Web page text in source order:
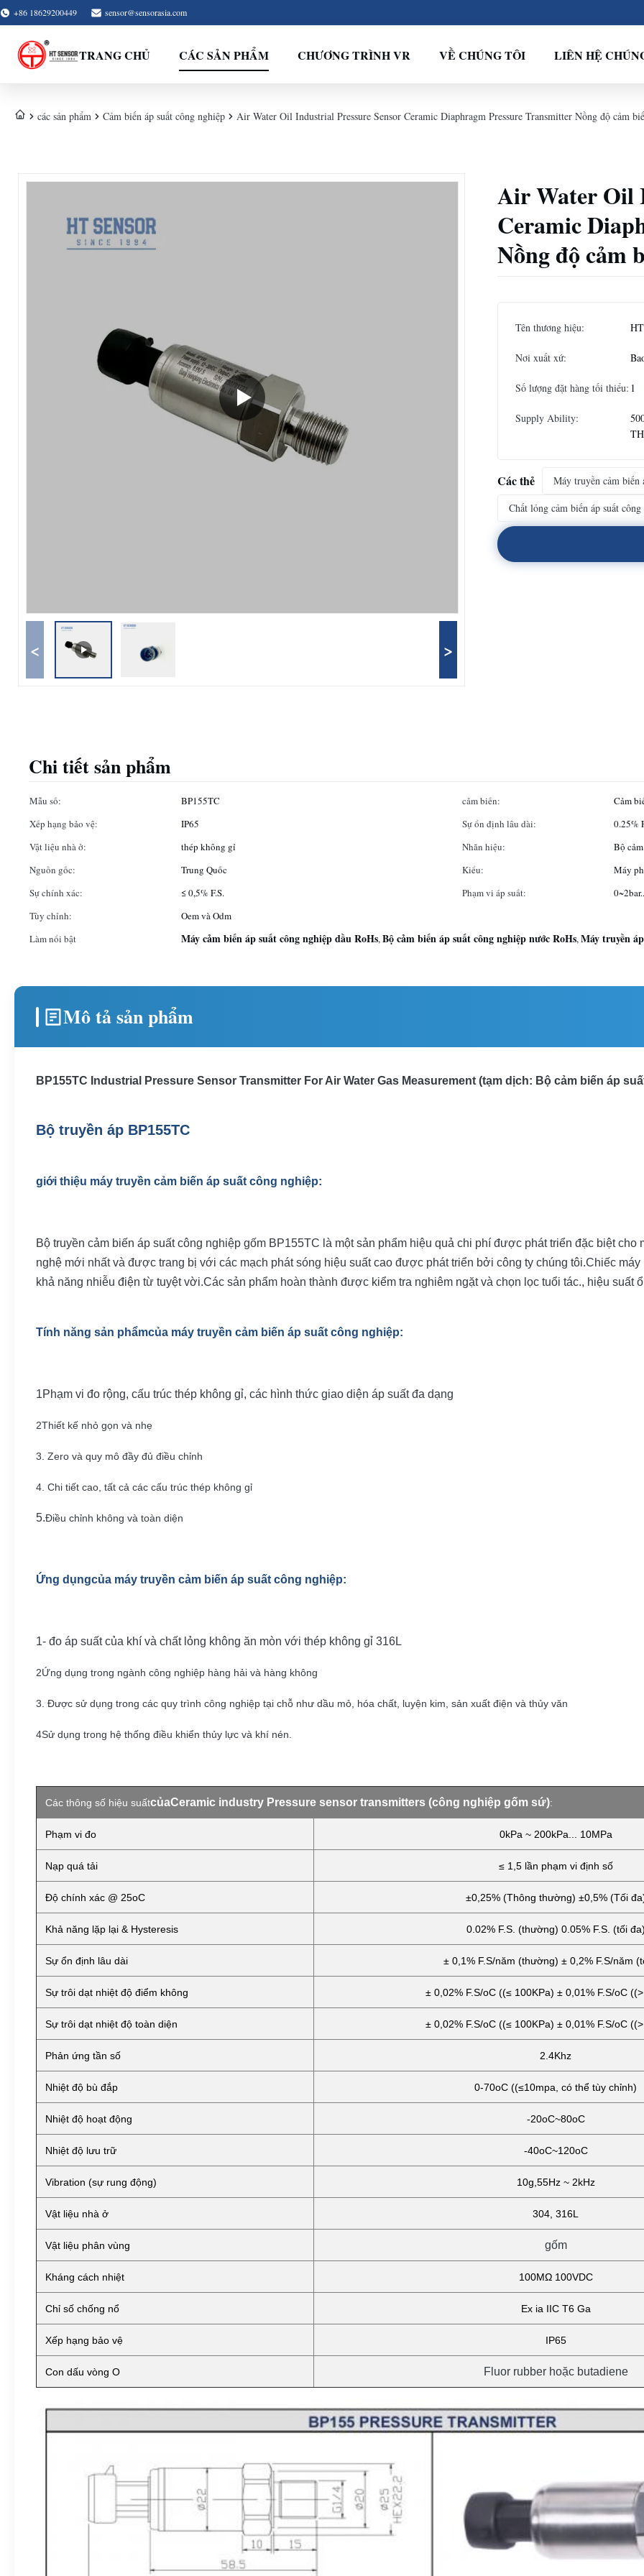
+86 18629200449 sensor@sensorasia.com
TRANG CHỦ CÁC SẢN PHẨM CHƯƠNG TRÌNH VR VỀ CHÚNG TÔI LIÊN HỆ
các sản phẩm Cảm biến áp suất công nghiệp Air Water Oil Industrial Pressure Sensor Ceramic Diaphragm Pressure Transmitter Nồng độ cảm
< >
Air Water Oil
Ceramic
Nồng độ cảm
Tên thương hiệu:
Nơi xuất xứ:
Số lượng đặt hàng tối thiểu: 1
Supply Ability:
Các thẻ
Máy truyền cảm biến
Chất lỏng cảm biến áp suất
Chi tiết sản phẩm
Mẫu số: BP155TC cảm biến:
Cảm
Xếp hạng bảo vệ:
IP65 Sự ổn định lâu dài:
0.25%
Vật liệu nhà ở:
thép không gỉ Nhãn hiệu:
Bộ
Nguồn gốc:
Trung Quốc Kiểu:
Máy
Sự chính xác:
≤ 0,5% F.S. Phạm vi áp suất:
Tùy chỉnh:
Oem và Odm
Làm nổi bật
Máy cảm biến áp suất công nghiệp dầu RoHs,Bộ cảm biến áp suất công nghiệp nước RoHs,Máy truyền
Mô tả sản phẩm
BP155TC Industrial Pressure Sensor Transmitter For Air Water Gas Measurement (tạm dịch: Bộ cảm biến áp
Bộ truyền áp BP155TC
giới thiệu máy truyền cảm biến áp suất công nghiệp:
Bộ truyền cảm biến áp suất công nghiệp gốm BP155TC là một sản phẩm hiệu quả chi phí được phát triển đặc biệt
nghệ mới nhất và được trang bị với các mạch phát sóng hiệu suất cao được phát triển bởi công ty chúng tôi.Chiếc
khả năng nhiễu điện từ tuyệt vời.Các sản phẩm hoàn thành được kiểm tra nghiêm ngặt và chọn lọc tuổi tác., hiệu suất
Tính năng sản phẩmcủa máy truyền cảm biến áp suất công nghiệp:
1Phạm vi đo rộng, cấu trúc thép không gỉ, các hình thức giao diện áp suất đa dạng
2Thiết kế nhỏ gọn và nhẹ
3. Zero và quy mô đầy đủ điều chỉnh
4. Chi tiết cao, tất cả các cấu trúc thép không gỉ
5.Điều chỉnh không và toàn diện
Ứng dụngcủa máy truyền cảm biến áp suất công nghiệp:
1- đo áp suất của khí và chất lỏng không ăn mòn với thép không gỉ 316L
2Ứng dụng trong ngành công nghiệp hàng hải và hàng không
3. Được sử dụng trong các quy trình công nghiệp tại chỗ như dầu mỏ, hóa chất, luyện kim, sản xuất điện và thủy văn
4Sử dụng trong hệ thống điều khiển thủy lực và khí nén.
Các thông số hiệu suấtcủaCeramic industry Pressure sensor transmitters (công nghiệp gốm sứ):
Phạm vi đo 0kPa ~ 200kPa... 10MPa
Nạp quá tải ≤ 1,5 lần phạm vi định số
Độ chính xác @ 25oC ±0,25% (Thông thường) ±0,5% (Tối
Khả năng lặp lại & Hysteresis 0.02% F.S. (thường) 0.05% F.S. (tối
Sự ổn định lâu dài ± 0,1% F.S/năm (thường) ± 0,2% F.S/năm
Sự trôi dạt nhiệt độ điểm không ± 0,02% F.S/oC ((≤ 100KPa) ± 0,01% F.S/oC
Sự trôi dạt nhiệt độ toàn diện ± 0,02% F.S/oC ((≤ 100KPa) ± 0,01% F.S/oC
Phản ứng tần số 2.4Khz
Nhiệt độ bù đắp 0-70oC ((≤10mpa, có thể tùy chỉnh)
Nhiệt độ hoạt động -20oC~80oC
Nhiệt độ lưu trữ -40oC~120oC
Vibration (sự rung động) 10g,55Hz ~ 2kHz
Vật liệu nhà ở 304, 316L
Vật liệu phân vùng gốm
Kháng cách nhiệt 100MΩ 100VDC
Chỉ số chống nổ Ex ia IIC T6 Ga
Xếp hạng bảo vệ IP65
Con dấu vòng O Fluor rubber hoặc butadiene